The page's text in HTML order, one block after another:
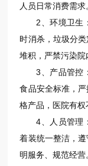
人员日常消费需求
2、环境卫生
时消杀，垃圾分
堆积，严禁污染院
3、产品管控
食品安全标准，
格产品，医院有权
4、人员管理
着装统一整洁，
明服务、规范经营